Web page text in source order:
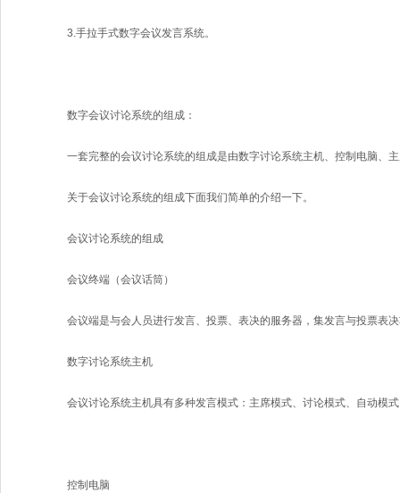
3.手拉手式数字会议发言系统。
数字会议讨论系统的组成：
一套完整的会议讨论系统的组成是由数字讨论系统主机、控制电脑、
关于会议讨论系统的组成下面我们简单的介绍一下。
会议讨论系统的组成
会议终端（会议话筒）
会议端是与会人员进行发言、投票、表决的服务器，集发言与投票表
数字讨论系统主机
会议讨论系统主机具有多种发言模式：主席模式、讨论模式、自动模
控制电脑